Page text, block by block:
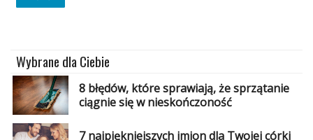
Wybrane dla Ciebie
8 błędów, które sprawiają, że sprzątanie
ciągnie się w nieskończoność
7 najpiękniejszych imion dla Twojej córki